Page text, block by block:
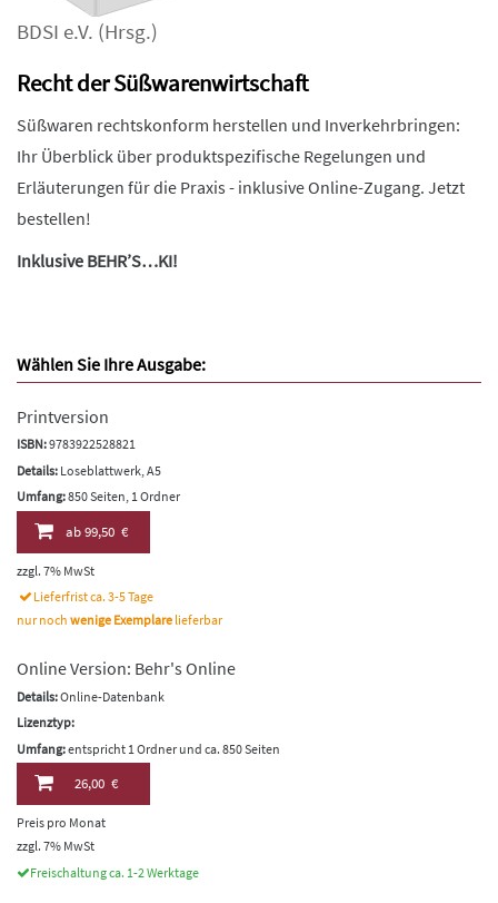
BDSI e.V. (Hrsg.)
Recht der Süßwarenwirtschaft
Süßwaren rechtskonform herstellen und Inverkehrbringen:
Ihr Überblick über produktspezifische Regelungen und
Erläuterungen für die Praxis - inklusive Online-Zugang. Jetzt
bestellen!
Inklusive BEHR’S…KI!
Wählen Sie Ihre Ausgabe:
Printversion
ISBN:9783922528821
Details: Loseblattwerk, A5
Umfang:850 Seiten, 1 Ordner
ab99,50 €
zzgl. 7% MwSt
Lieferfrist ca. 3-5 Tage
nur noch wenige Exemplare lieferbar
Online Version: Behr's Online
Details:Online-Datenbank
Lizenztyp:
Umfang:entspricht 1 Ordner und ca. 850 Seiten
26,00 €
Preis pro Monat
zzgl. 7% MwSt
Freischaltung ca. 1-2 Werktage